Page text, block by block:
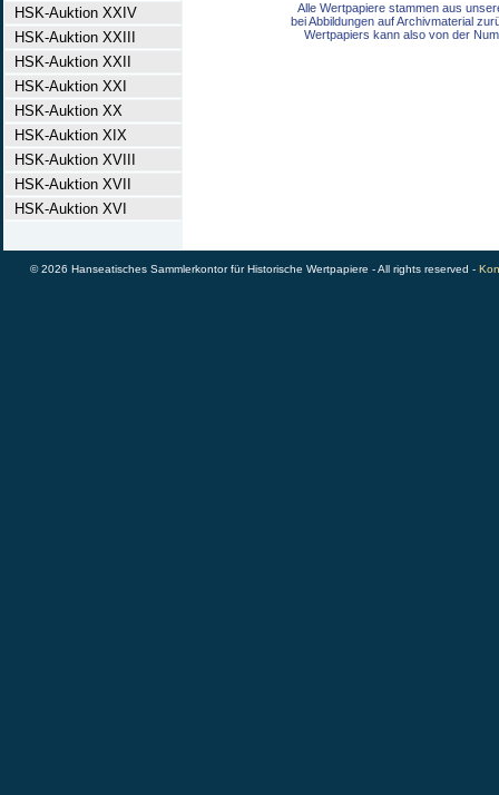
HSK-Auktion XXIV
HSK-Auktion XXIII
HSK-Auktion XXII
HSK-Auktion XXI
HSK-Auktion XX
HSK-Auktion XIX
HSK-Auktion XVIII
HSK-Auktion XVII
HSK-Auktion XVI
Alle Wertpapiere stammen aus
bei Abbildungen auf Archivmaterial
Wertpapiers kann also von der
© 2026 Hanseatisches Sammlerkontor für Historische Wertpapiere - All rights reserved -